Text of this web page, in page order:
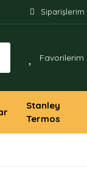
Siparişlerim
Favorilerim
Stanley
Termos